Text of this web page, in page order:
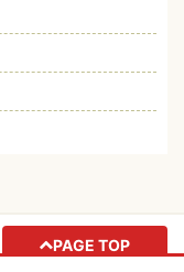
PAGE TOP